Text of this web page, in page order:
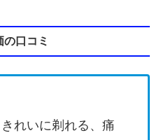
の口コミ
れいに剃れる、痛